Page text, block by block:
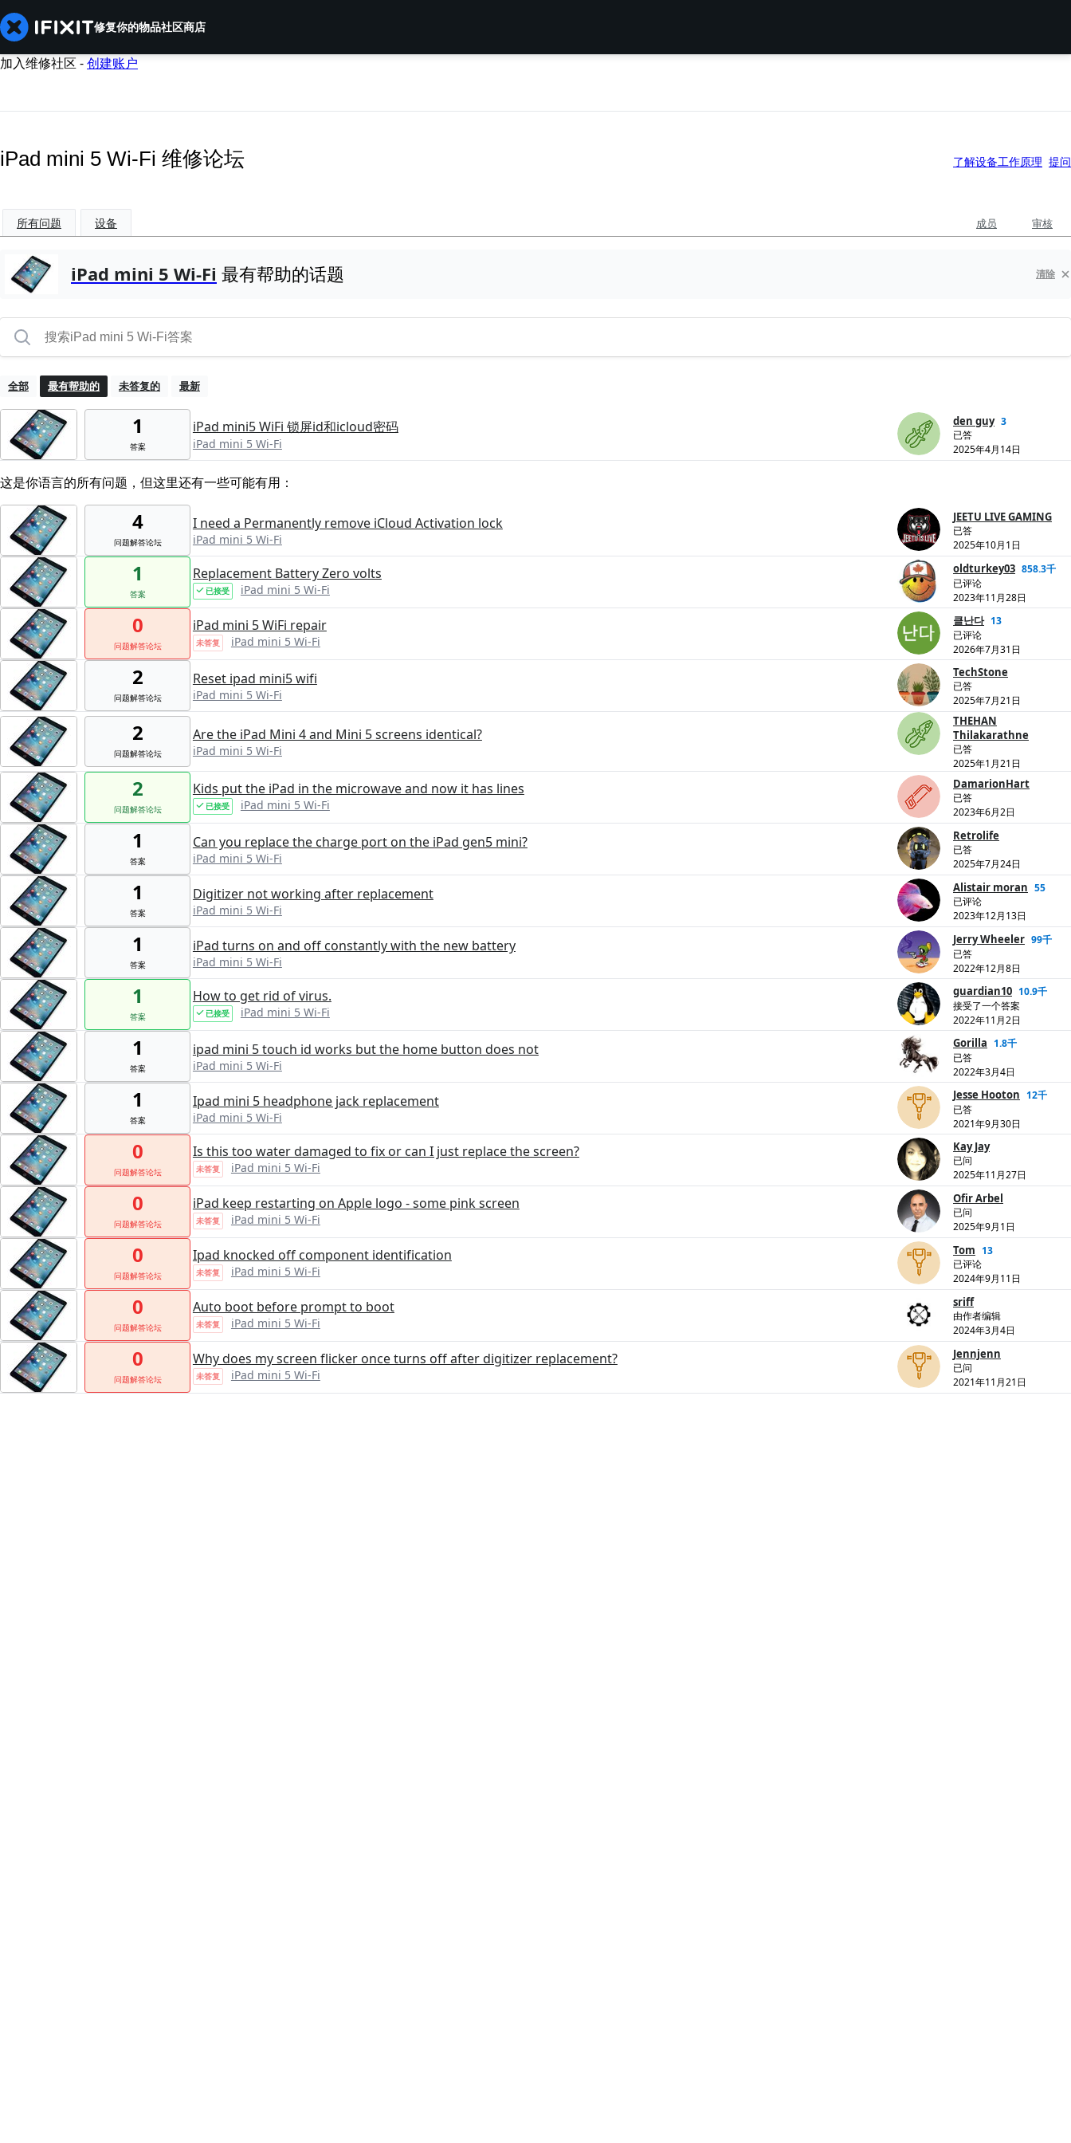
修复你的物品社区商店
加入维修社区 -创建账户
iPad mini 5 Wi-Fi 维修论坛 了解设备工作原理 提问
所有问题 设备 成员 审核
iPad mini 5 Wi-Fi 最有帮助的话题 清除
全部 最有帮助的 未答复的 最新
1
答案
iPad mini5 WiFi 锁屏id和icloud密码
iPad mini 5 Wi-Fi
den guy 3
已答
2025年4月14日
这是你语言的所有问题，但这里还有一些可能有用：
4
问题解答论坛
I need a Permanently remove iCloud Activation lock
iPad mini 5 Wi-Fi
JEETU LIVE GAMING
已答
2025年10月1日
1
答案
Replacement Battery Zero volts
已接受 iPad mini 5 Wi-Fi
oldturkey03 858.3千
已评论
2023年11月28日
0
问题解答论坛
iPad mini 5 WiFi repair
未答复 iPad mini 5 Wi-Fi
클난다 13
已评论
2026年7月31日
2
问题解答论坛
Reset ipad mini5 wifi
iPad mini 5 Wi-Fi
TechStone
已答
2025年7月21日
2
问题解答论坛
Are the iPad Mini 4 and Mini 5 screens identical?
iPad mini 5 Wi-Fi
THEHAN
Thilakarathne
已答
2025年1月21日
2
问题解答论坛
Kids put the iPad in the microwave and now it has lines
已接受 iPad mini 5 Wi-Fi
DamarionHart
已答
2023年6月2日
1
答案
Can you replace the charge port on the iPad gen5 mini?
iPad mini 5 Wi-Fi
Retrolife
已答
2025年7月24日
1
答案
Digitizer not working after replacement
iPad mini 5 Wi-Fi
Alistair moran 55
已评论
2023年12月13日
1
答案
iPad turns on and off constantly with the new battery
iPad mini 5 Wi-Fi
Jerry Wheeler 99千
已答
2022年12月8日
1
答案
How to get rid of virus.
已接受 iPad mini 5 Wi-Fi
guardian10 10.9千
接受了一个答案
2022年11月2日
1
答案
ipad mini 5 touch id works but the home button does not
iPad mini 5 Wi-Fi
Gorilla 1.8千
已答
2022年3月4日
1
答案
Ipad mini 5 headphone jack replacement
iPad mini 5 Wi-Fi
Jesse Hooton 12千
已答
2021年9月30日
0
问题解答论坛
Is this too water damaged to fix or can I just replace the screen?
未答复 iPad mini 5 Wi-Fi
Kay Jay
已问
2025年11月27日
0
问题解答论坛
iPad keep restarting on Apple logo - some pink screen
未答复 iPad mini 5 Wi-Fi
Ofir Arbel
已问
2025年9月1日
0
问题解答论坛
Ipad knocked off component identification
未答复 iPad mini 5 Wi-Fi
Tom 13
已评论
2024年9月11日
0
问题解答论坛
Auto boot before prompt to boot
未答复 iPad mini 5 Wi-Fi
sriff
由作者编辑
2024年3月4日
0
问题解答论坛
Why does my screen flicker once turns off after digitizer replacement?
未答复 iPad mini 5 Wi-Fi
Jennjenn
已问
2021年11月21日